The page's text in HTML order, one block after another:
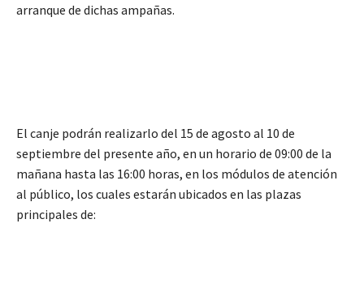
arranque de dichas ampañas.
El canje podrán realizarlo del 15 de agosto al 10 de
septiembre del presente año, en un horario de 09:00 de la
mañana hasta las 16:00 horas, en los módulos de atención
al público, los cuales estarán ubicados en las plazas
principales de: